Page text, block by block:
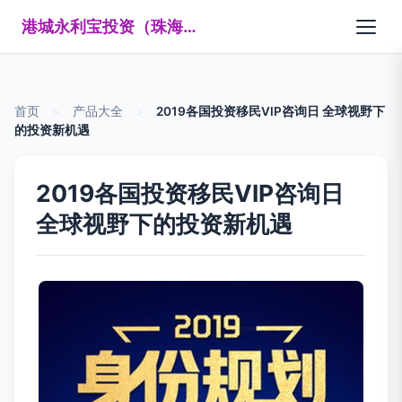
港城永利宝投资（珠海）有限公司
首页 产品大全
2019各国投资移民VIP咨询日 全球视野下
的投资新机遇
2019各国投资移民VIP咨询日
全球视野下的投资新机遇